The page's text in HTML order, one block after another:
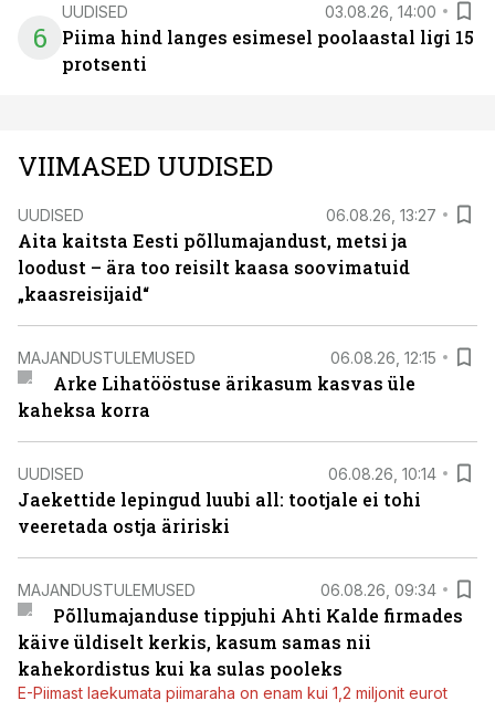
6
UUDISED 03.08.26, 14:00
Piima hind langes esimesel poolaastal ligi 15
protsenti
VIIMASED UUDISED
UUDISED 06.08.26, 13:27
Aita kaitsta Eesti põllumajandust, metsi ja
loodust – ära too reisilt kaasa soovimatuid
„kaasreisijaid“
MAJANDUSTULEMUSED 06.08.26, 12:15
Arke Lihatööstuse ärikasum kasvas üle
kaheksa korra
UUDISED 06.08.26, 10:14
Jaekettide lepingud luubi all: tootjale ei tohi
veeretada ostja äririski
MAJANDUSTULEMUSED 06.08.26, 09:34
Põllumajanduse tippjuhi Ahti Kalde firmades
käive üldiselt kerkis, kasum samas nii
kahekordistus kui ka sulas pooleks
E-Piimast laekumata piimaraha on enam kui 1,2 miljonit eurot